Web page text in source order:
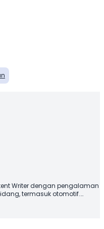
Writer dengan pengalaman
termasuk otomotif.
dipahami oleh pembaca.